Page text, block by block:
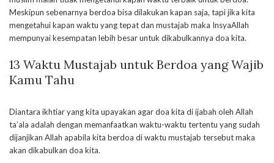
Meskipun sebenarnya berdoa bisa dilakukan kapan saja, tapi jika kita
mengetahui kapan waktu yang tepat dan mustajab maka InsyaAllah
mempunyai kesempatan lebih besar untuk dikabulkannya doa kita.
13 Waktu Mustajab untuk Berdoa yang Wajib
Kamu Tahu
Diantara ikhtiar yang kita upayakan agar doa kita di ijabah oleh Allah
ta’ala adalah dengan memanfaatkan waktu-waktu tertentu yang sudah
dijanjikan Allah apabila kita berdoa di waktu mustajab tersebut maka
akan dikabulkan doa kita.